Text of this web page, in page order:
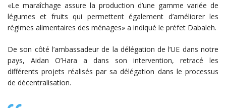
«Le maraîchage assure la production d’une gamme variée de
légumes et fruits qui permettent également d’améliorer les
régimes alimentaires des ménages» a indiqué le préfet Dabaleh.
De son côté l’ambassadeur de la délégation de l’UE dans notre
pays, Aidan O’Hara a dans son intervention, retracé les
différents projets réalisés par sa délégation dans le processus
de décentralisation.